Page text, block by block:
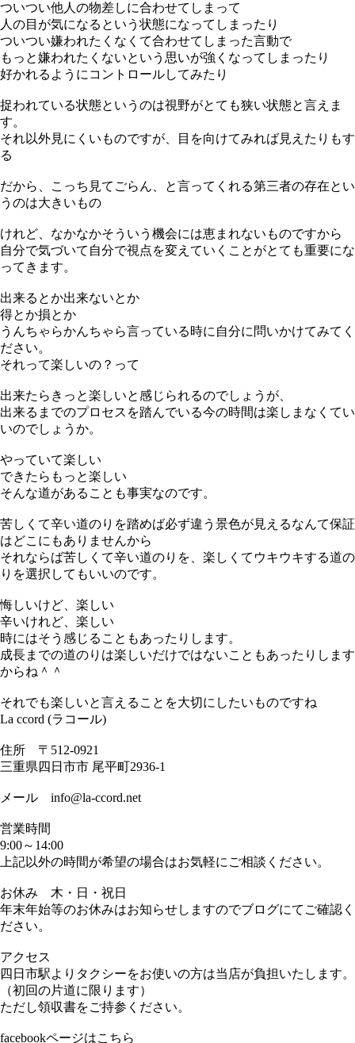
ついつい他人の物差しに合わせてしまって
人の目が気になるという状態になってしまったり
ついつい嫌われたくなくて合わせてしまった言動で
もっと嫌われたくないという思いが強くなってしまったり
好かれるようにコントロールしてみたり
捉われている状態というのは視野がとても狭い状態と言えま
す。
それ以外見にくいものですが、目を向けてみれば見えたりもす
る
だから、こっち見てごらん、と言ってくれる第三者の存在とい
うのは大きいもの
けれど、なかなかそういう機会には恵まれないものですから
自分で気づいて自分で視点を変えていくことがとても重要にな
ってきます。
出来るとか出来ないとか
得とか損とか
うんちゃらかんちゃら言っている時に自分に問いかけてみてく
ださい。
それって楽しいの？って
出来たらきっと楽しいと感じられるのでしょうが、
出来るまでのプロセスを踏んでいる今の時間は楽しまなくてい
いのでしょうか。
やっていて楽しい
できたらもっと楽しい
そんな道があることも事実なのです。
苦しくて辛い道のりを踏めば必ず違う景色が見えるなんて保証
はどこにもありませんから
それならば苦しくて辛い道のりを、楽しくてウキウキする道の
りを選択してもいいのです。
悔しいけど、楽しい
辛いけれど、楽しい
時にはそう感じることもあったりします。
成長までの道のりは楽しいだけではないこともあったりします
からね＾＾
それでも楽しいと言えることを大切にしたいものですね
La ccord (ラコール)
住所 〒512-0921
三重県四日市市 尾平町2936-1
メール info@la-ccord.net
営業時間
9:00～14:00
上記以外の時間が希望の場合はお気軽にご相談ください。
お休み 木・日・祝日
年末年始等のお休みはお知らせしますのでブログにてご確認く
ださい。
アクセス
四日市駅よりタクシーをお使いの方は当店が負担いたします。
（初回の片道に限ります）
ただし領収書をご持参ください。
facebookページはこちら